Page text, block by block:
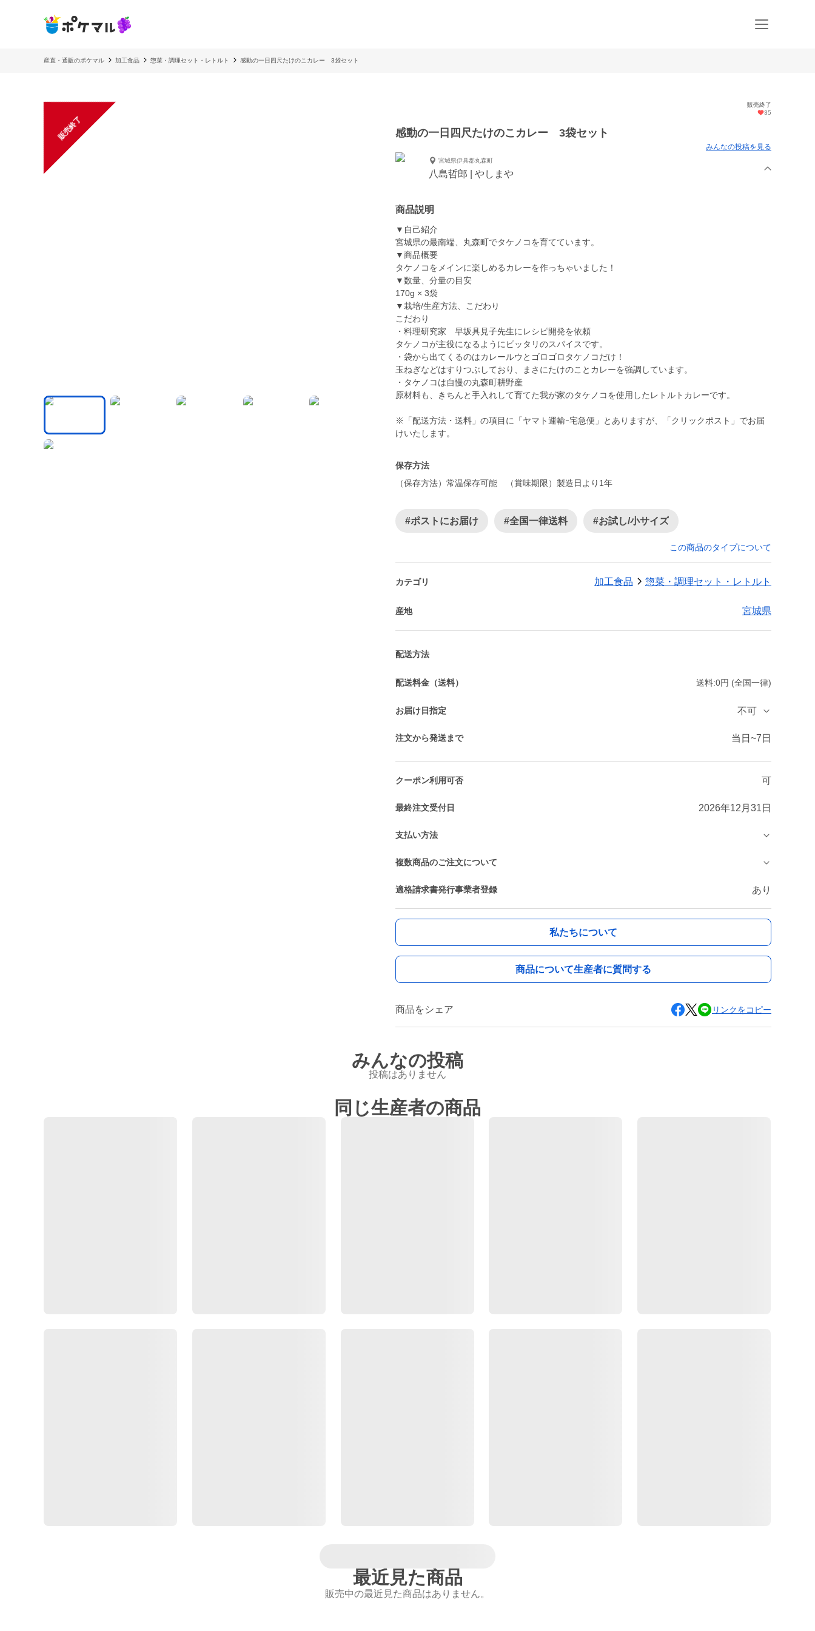
産直・通販のポケマル 加工食品 惣菜・調理セット・レトルト 感動の一日四尺たけのこカレー 3袋セット
販売終了
販売終了
35
感動の一日四尺たけのこカレー 3袋セット
みんなの投稿を見る
宮城県伊具郡丸森町
八島哲郎 | やしまや
商品説明
▼自己紹介
宮城県の最南端、丸森町でタケノコを育てています。
▼商品概要
タケノコをメインに楽しめるカレーを作っちゃいました！
▼数量、分量の目安
170g × 3袋
▼栽培/生産方法、こだわり
こだわり
・料理研究家 早坂具見子先生にレシピ開発を依頼
タケノコが主役になるようにピッタリのスパイスです。
・袋から出てくるのはカレールウとゴロゴロタケノコだけ！
玉ねぎなどはすりつぶしており、まさにたけのことカレーを強調しています。
・タケノコは自慢の丸森町耕野産
原材料も、きちんと手入れして育てた我が家のタケノコを使用したレトルトカレーです。
※「配送方法・送料」の項目に「ヤマト運輸ｰ宅急便」とありますが、「クリックポスト」でお届
けいたします。
保存方法
（保存方法）常温保存可能 （賞味期限）製造日より1年
#ポストにお届け #全国一律送料 #お試し/小サイズ
この商品のタイプについて
カテゴリ 加工食品 惣菜・調理セット・レトルト
産地 宮城県
配送方法
配送料金（送料） 送料:0円 (全国一律)
お届け日指定 不可
注文から発送まで 当日~7日
クーポン利用可否 可
最終注文受付日 2026年12月31日
支払い方法
複数商品のご注文について
適格請求書発行事業者登録 あり
私たちについて
商品について生産者に質問する
商品をシェア リンクをコピー
みんなの投稿
投稿はありません
同じ生産者の商品
最近見た商品
販売中の最近見た商品はありません。